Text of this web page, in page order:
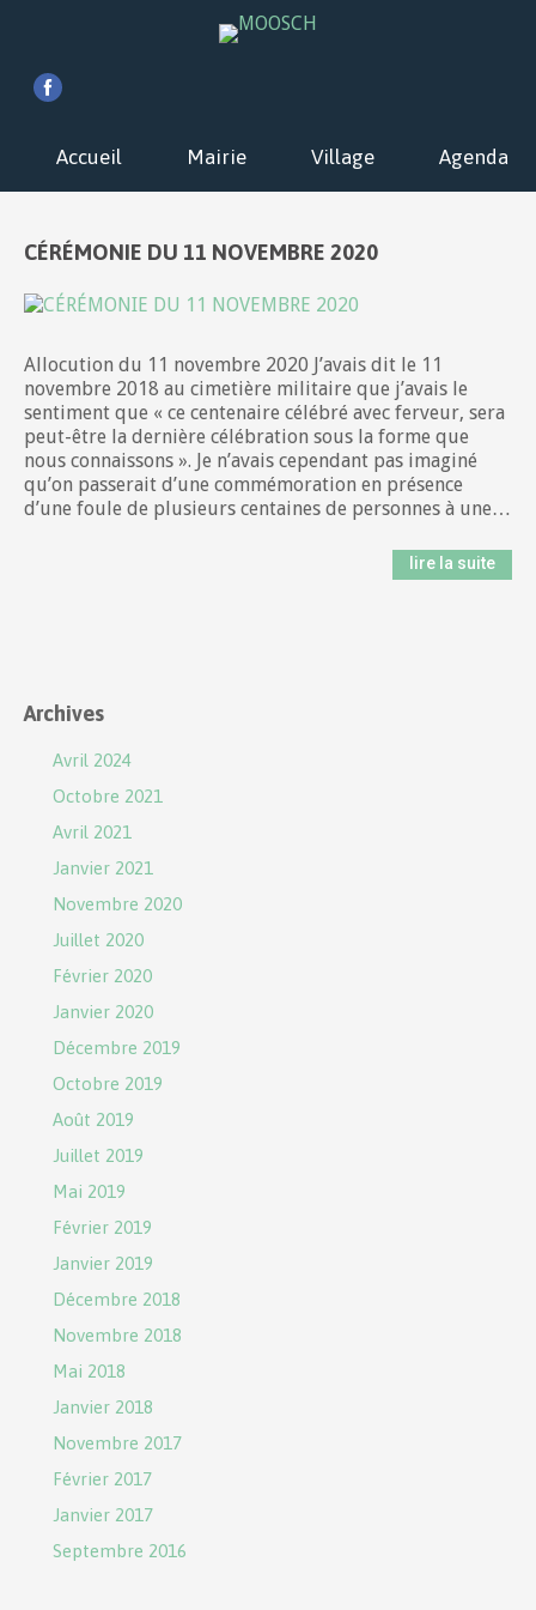
Accueil Mairie Village Agenda
CÉRÉMONIE DU 11 NOVEMBRE 2020
Allocution du 11 novembre 2020 J’avais dit le 11
novembre 2018 au cimetière militaire que j’avais le
sentiment que « ce centenaire célébré avec ferveur, sera
peut-être la dernière célébration sous la forme que
nous connaissons ». Je n’avais cependant pas imaginé
qu’on passerait d’une commémoration en présence
d’une foule de plusieurs centaines de personnes à une…
lire la suite
Archives
Avril 2024
Octobre 2021
Avril 2021
Janvier 2021
Novembre 2020
Juillet 2020
Février 2020
Janvier 2020
Décembre 2019
Octobre 2019
Août 2019
Juillet 2019
Mai 2019
Février 2019
Janvier 2019
Décembre 2018
Novembre 2018
Mai 2018
Janvier 2018
Novembre 2017
Février 2017
Janvier 2017
Septembre 2016